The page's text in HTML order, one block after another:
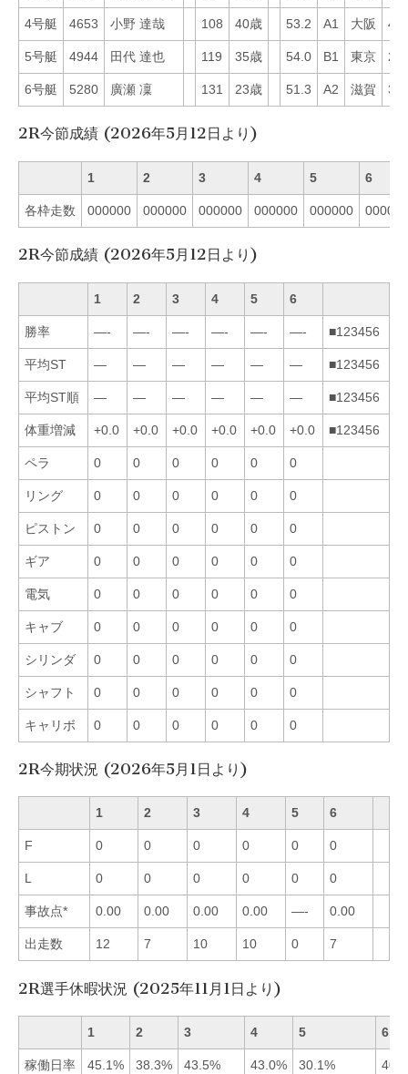
4号艇 4653 小野 達哉 108 40歳 53.2 A1 大阪 44
5号艇 4944 田代 達也 119 35歳 54.0 B1 東京 29
6号艇 5280 廣瀬 凜 131 23歳 51.3 A2 滋賀 30
2R今節成績 (2026年5月12日より)
1 2 3 4 5 6
各枠走数 000000 000000 000000 000000 000000 000000
2R今節成績 (2026年5月12日より)
1 2 3 4 5 6
勝率 —- —- —- —- —- —- ■123456
平均ST — — — — — — ■123456
平均ST順 — — — — — — ■123456
体重増減 +0.0 +0.0 +0.0 +0.0 +0.0 +0.0 ■123456
ペラ 0 0 0 0 0 0
リング 0 0 0 0 0 0
ピストン 0 0 0 0 0 0
ギア 0 0 0 0 0 0
電気 0 0 0 0 0 0
キャブ 0 0 0 0 0 0
シリンダ 0 0 0 0 0 0
シャフト 0 0 0 0 0 0
キャリボ 0 0 0 0 0 0
2R今期状況 (2026年5月1日より)
1 2 3 4 5 6
F 0 0 0 0 0 0
L 0 0 0 0 0 0
事故点* 0.00 0.00 0.00 0.00 —- 0.00
出走数 12 7 10 10 0 7
2R選手休暇状況 (2025年11月1日より)
1 2 3 4 5 6
稼働日率 45.1% 38.3% 43.5% 43.0% 30.1%